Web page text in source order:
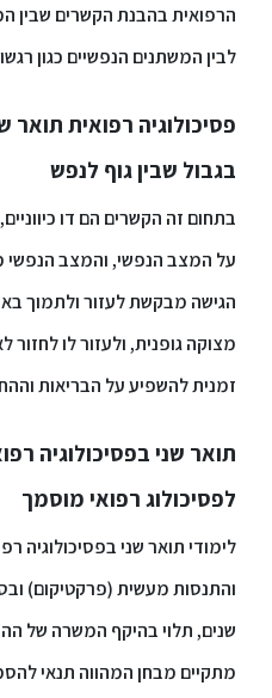
מתעניינים
בוגרים
סגל
שכר
מחקר
והוראה
היחידה
לבינלאומיות
הרפואית בהבנת הקשרים שבין
לבין המשתנים הנפשיים כגון
פסיכולוגיה רפואית
בגבול שבין גוף לנפש
בתחום זה הקשרים הם דו
על המצב הנפשי, והמצב הנפשי
הגישה מבקשת לעזור ולתמוך
מצוקה גופנית, ולעזור לו לחזור
זמנית להשפיע על הבריאות
תואר שני בפסיכולוגיה
לפסיכולוג רפואי מוסמך
לימודי תואר שני בפסיכולוגיה
שנים, תלוי בהיקף המשרה של
מתקיים מבחן המהווה תנאי